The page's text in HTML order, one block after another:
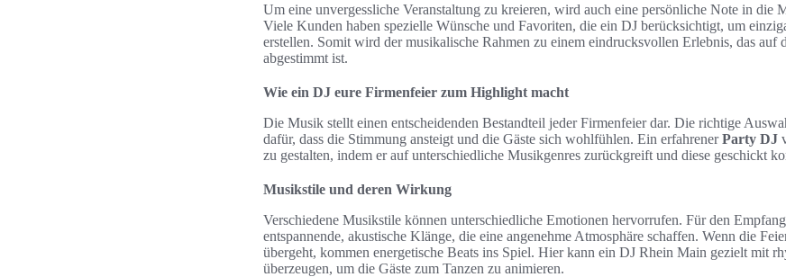
Um eine unvergessliche Veranstaltung zu kreieren, wird auch eine persönliche Note in die
Viele Kunden haben spezielle Wünsche und Favoriten, die ein DJ berücksichtigt, um
erstellen. Somit wird der musikalische Rahmen zu einem eindrucksvollen Erlebnis, das auf
abgestimmt ist.
Wie ein DJ eure Firmenfeier zum Highlight macht
Die Musik stellt einen entscheidenden Bestandteil jeder Firmenfeier dar. Die richtige
dafür, dass die Stimmung ansteigt und die Gäste sich wohlfühlen. Ein erfahrenerParty DJ
zu gestalten, indem er auf unterschiedliche Musikgenres zurückgreift und diese geschickt
Musikstile und deren Wirkung
Verschiedene Musikstile können unterschiedliche Emotionen hervorrufen. Für den
entspannende, akustische Klänge, die eine angenehme Atmosphäre schaffen. Wenn die
übergeht, kommen energetische Beats ins Spiel. Hier kann ein DJ Rhein Main gezielt mit
überzeugen, um die Gäste zum Tanzen zu animieren.